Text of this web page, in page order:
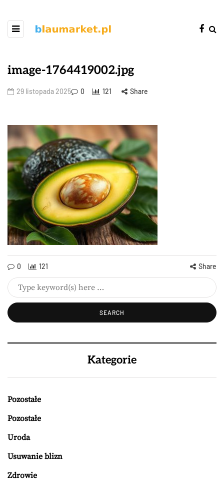
image-1764419002.jpg
29 listopada 2025 0 121 Share
0 121 Share
Kategorie
Pozostałe
Pozostałe
Uroda
Usuwanie blizn
Zdrowie